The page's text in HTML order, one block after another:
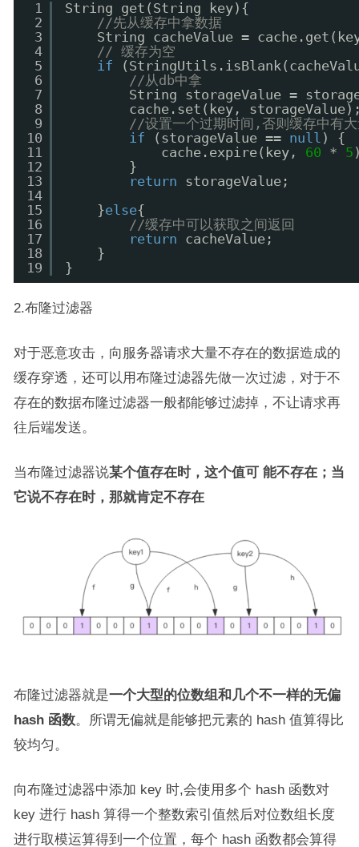
1
2
3
4
5
6
7
8
9
10
11
12
13
14
15
16
17
18
19
String get(String key){
//先从缓存中拿数据
String cacheValue =
// 缓存为空
if
//从db中拿
String storageValue =
cache.set(key,
//设置一个过期时间,否则缓存中有大
if
(storageValue == null ) {
cache.expire(key, 60 * 5
}
return
storageValue;
}else{
//缓存中可以获取之间返回
return
cacheValue;
}
}
2.布隆过滤器
对于恶意攻击，向服务器请求大量不存在的数据造成的
缓存穿透，还可以用布隆过滤器先做一次过滤，对于不
存在的数据布隆过滤器一般都能够过滤掉，不让请求再
往后端发送。
当布隆过滤器说某个值存在时，这个值可 能不存在；当
它说不存在时，那就肯定不存在
布隆过滤器就是一个大型的位数组和几个不一样的无偏
hash 函数。所谓无偏就是能够把元素的 hash 值算得比
较均匀。
向布隆过滤器中添加 key 时,会使用多个 hash 函数对
key 进行 hash 算得一个整数索引值然后对位数组长度
进行取模运算得到一个位置，每个 hash 函数都会算得